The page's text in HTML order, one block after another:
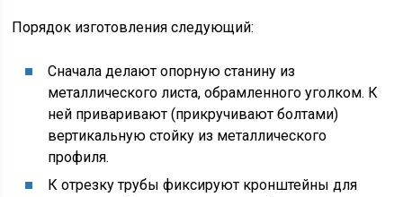
Порядок изготовления следующий:
Сначала делают опорную станину из
металлического листа, обрамленного уголком. К
ней приваривают (прикручивают болтами)
вертикальную стойку из металлического
профиля.
К отрезку трубы фиксируют кронштейны для